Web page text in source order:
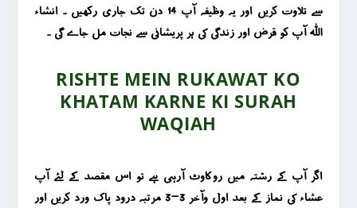
سے تلاوت کریں اور یہ وظیفہ آپ 14 دن تک جاری رکھیں ۔ انشاء
اللہ آپ کو قرض اور زندگی کی ہر پریشانی سے نجات مل جاے گی ۔
RISHTE MEIN RUKAWAT KO
KHATAM KARNE KI SURAH
WAQIAH
اگر آپ کے رشتہ میں روکاوٹ آرہی ہے تو اس مقصد کے لئے آپ
عشاء کی نماز کے بعد اول وآخر 3-3 مرتبہ درود پاک ورد کریں اور